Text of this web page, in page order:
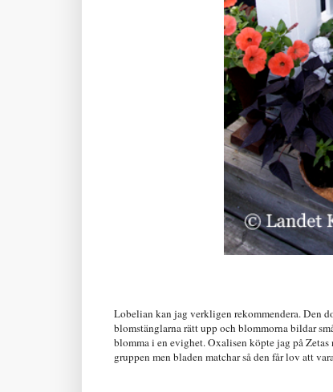
Lobelian kan jag verkligen rekommendera. Den
blomstänglarna rätt upp och blommorna bildar
blomma i en evighet. Oxalisen köpte jag på Zetas
gruppen men bladen matchar så den får lov att